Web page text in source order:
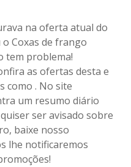
na oferta atual do
Coxas de frango
tem problema!
as ofertas desta e
como . No site
um resumo diário
ser avisado sobre
baixe nosso
lhe notificaremos